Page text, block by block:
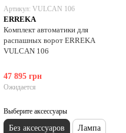
Артикул: VULCAN 106
ERREKA
Комплект автоматики для
распашных ворот ERREKA
VULCAN 106
47 895 грн
Ожидается
Выберите аксессуары
Без аксессуаров Лампа